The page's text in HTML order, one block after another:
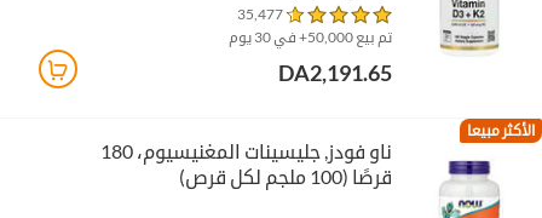
35,477
تم بيع 50,000+ في 30 يوم
DA2,191.65
الأكثر مبيعا
ناو فودز‏, جليسينات المغنيسيوم، 180
قرصًا (100 ملجم لكل قرص)